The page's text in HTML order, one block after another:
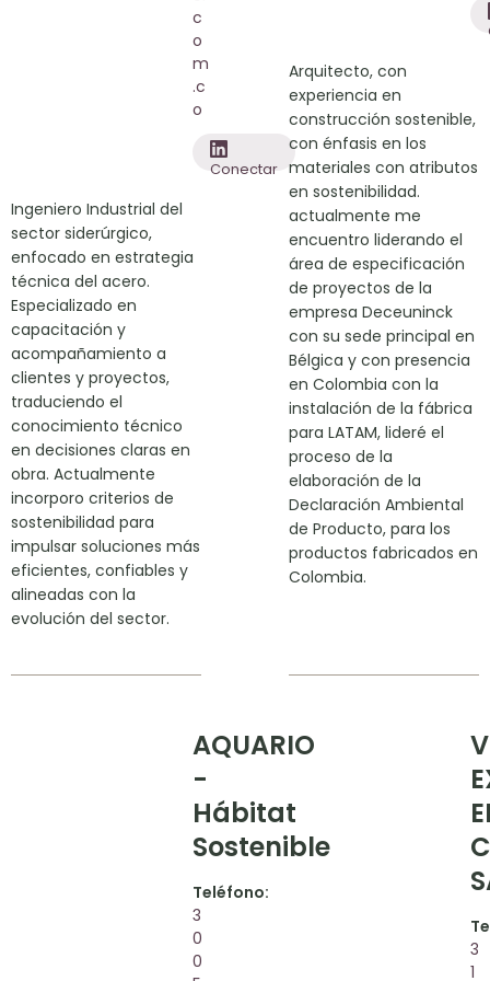
c
o
m
.c
o
Conectar
Ingeniero Industrial del
sector siderúrgico,
enfocado en estrategia
técnica del acero.
Especializado en
capacitación y
acompañamiento a
clientes y proyectos,
traduciendo el
conocimiento técnico
en decisiones claras en
obra. Actualmente
incorporo criterios de
sostenibilidad para
impulsar soluciones más
eficientes, confiables y
alineadas con la
evolución del sector.
Arquitecto, con
experiencia en
construcción sostenible,
con énfasis en los
materiales con atributos
en sostenibilidad.
actualmente me
encuentro liderando el
área de especificación
de proyectos de la
empresa Deceuninck
con su sede principal en
Bélgica y con presencia
en Colombia con la
instalación de la fábrica
para LATAM, lideré el
proceso de la
elaboración de la
Declaración Ambiental
de Producto, para los
productos fabricados en
Colombia.
AQUARIO
-
Hábitat
Sostenible
Teléfono:
3
0
0
3
1